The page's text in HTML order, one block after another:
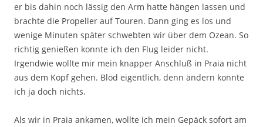
er bis dahin noch lässig den Arm hatte hängen lassen und
brachte die Propeller auf Touren. Dann ging es los und
wenige Minuten später schwebten wir über dem Ozean. So
richtig genießen konnte ich den Flug leider nicht.
Irgendwie wollte mir mein knapper Anschluß in Praia nicht
aus dem Kopf gehen. Blöd eigentlich, denn ändern konnte
ich ja doch nichts.
Als wir in Praia ankamen, wollte ich mein Gepäck sofort am